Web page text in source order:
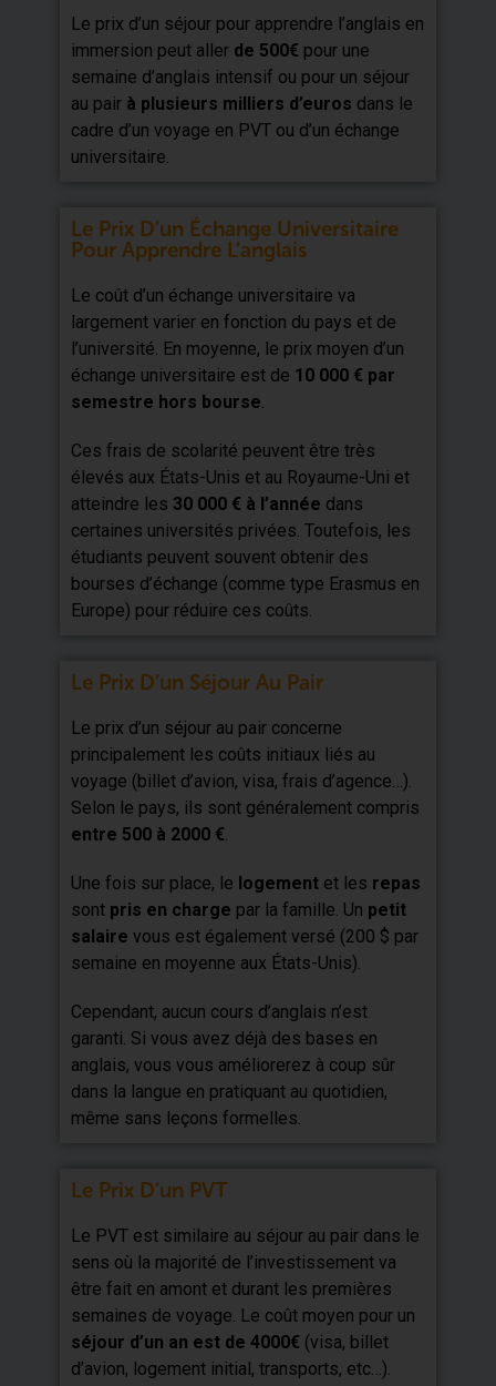
Le prix d’un séjour pour apprendre l’anglais en
immersion peut aller de 500€ pour une
semaine d’anglais intensif ou pour un séjour
au pair à plusieurs milliers d’euros dans le
cadre d’un voyage en PVT ou d’un échange
universitaire.
Le Prix D’un Échange Universitaire
Pour Apprendre L’anglais
Le coût d’un échange universitaire va
largement varier en fonction du pays et de
l’université. En moyenne, le prix moyen d’un
échange universitaire est de 10 000 € par
semestre hors bourse
Ces frais de scolarité peuvent être très
élevés aux États-Unis et au Royaume-Uni et
atteindre les 30 000 € à l’année dans
certaines universités privées. Toutefois, les
étudiants peuvent souvent obtenir des
bourses d’échange (comme type Erasmus en
Europe) pour réduire ces coûts.
Le Prix D’un Séjour Au Pair
Le prix d’un séjour au pair concerne
principalement les coûts initiaux liés au
voyage (billet d’avion, visa, frais d’agence…).
Selon le pays, ils sont généralement compris
entre 500 à 2000 €
Une fois sur place, le logement et les repas
sont pris en charge par la famille. Un petit
salaire vous est également versé (200 $ par
semaine en moyenne aux États-Unis).
Cependant, aucun cours d’anglais n’est
garanti. Si vous avez déjà des bases en
anglais, vous vous améliorerez à coup sûr
dans la langue en pratiquant au quotidien,
même sans leçons formelles.
Le Prix D’un PVT
Le PVT est similaire au séjour au pair dans le
sens où la majorité de l’investissement va
être fait en amont et durant les premières
semaines de voyage. Le coût moyen pour un
séjour d’un an est de 4000€ (visa, billet
d’avion, logement initial, transports, etc…).